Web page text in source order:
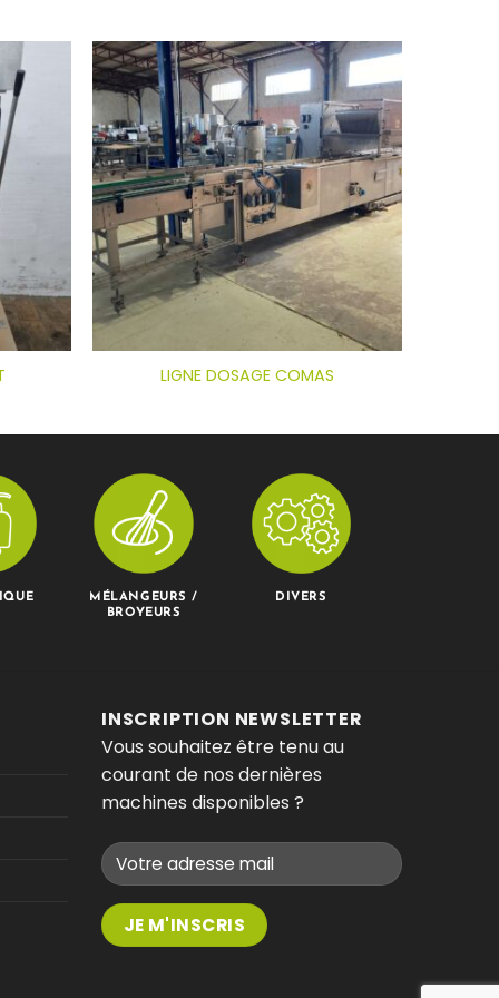
LIGNE DOSAGE COMAS
MÉLANGEURS /
BROYEURS
DIVERS
INSCRIPTION NEWSLETTER
Vous souhaitez être tenu au
courant de nos dernières
machines disponibles ?